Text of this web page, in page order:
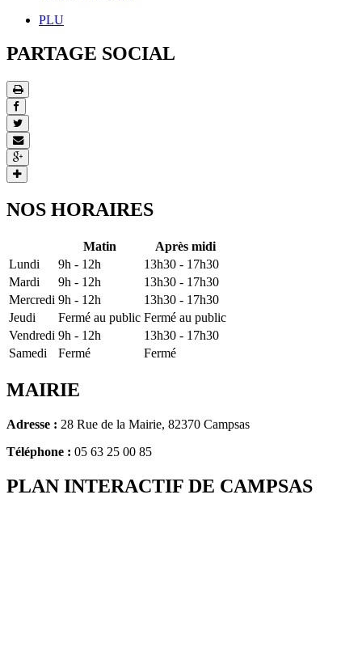
PLU
PARTAGE SOCIAL
NOS HORAIRES
Matin
Après midi
Lundi
9h - 12h
13h30 - 17h30
Mardi
9h - 12h
13h30 - 17h30
Mercredi 9h - 12h
13h30 - 17h30
Jeudi
Fermé au public Fermé au public
Vendredi 9h - 12h
13h30 - 17h30
Samedi
Fermé Fermé
MAIRIE
Adresse : 28 Rue de la Mairie, 82370 Campsas
Téléphone : 05 63 25 00 85
PLAN INTERACTIF DE CAMPSAS